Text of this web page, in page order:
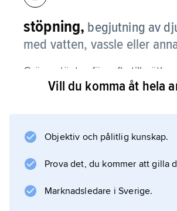
stöpning, begjutning av
med vatten, vassle eller
Gröpe stöptes förr ofta till
stöps fortfarande vid
Vill du komma åt hela
Objektiv och pålitlig kunskap.
Prova det, du kommer att gilla
Marknadsledare i Sverige.